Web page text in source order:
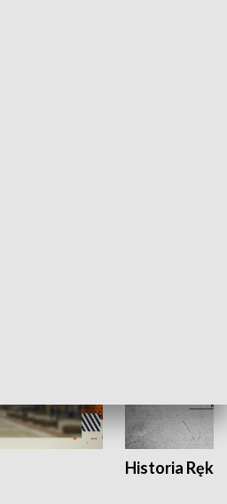
Historia Ręką